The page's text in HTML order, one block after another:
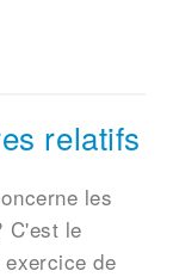
relatifs
les
C'est le
de